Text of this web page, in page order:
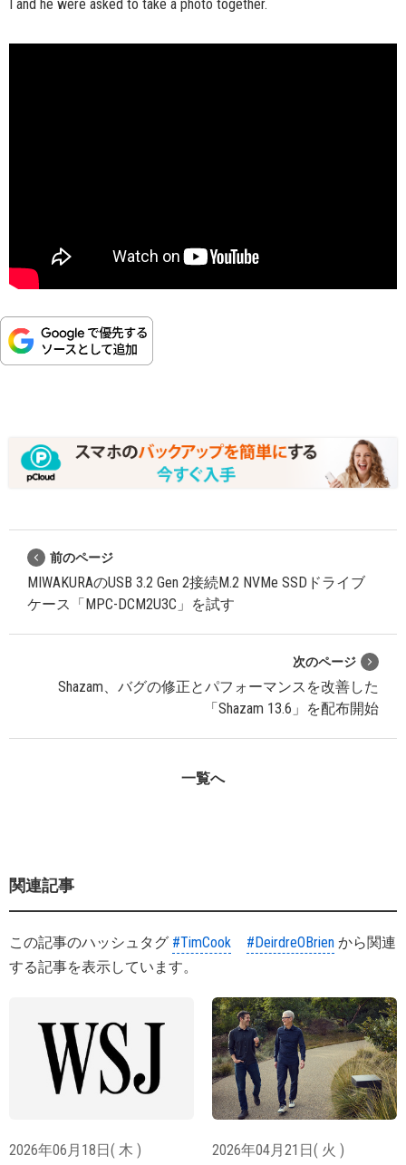
I and he were asked to take a photo together.
前のページ
MIWAKURAのUSB 3.2 Gen 2接続M.2 NVMe SSDドライブ
ケース「MPC-DCM2U3C」を試す
次のページ
Shazam、バグの修正とパフォーマンスを改善した
「Shazam 13.6」を配布開始
一覧へ
関連記事
この記事のハッシュタグ #TimCook #DeirdreOBrien から関連
する記事を表示しています。
2026年06月18日( 木 ) 2026年04月21日( 火 )